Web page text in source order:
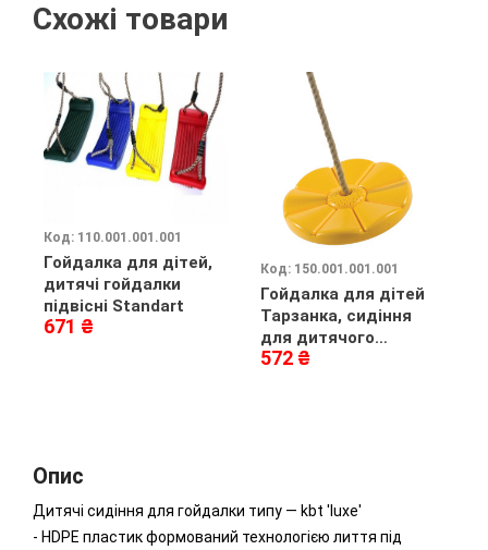
Схожі товари
Код: 110.001.001.001
Гойдалка для дітей,
дитячі гойдалки
підвісні Standart
671 ₴
Код: 150.001.001.001
Гойдалка для дітей
Тарзанка, сидіння
для дитячого
майданчика з
572 ₴
Опис
Дитячі сидіння для гойдалки типу ― kbt 'luxe'
- HDPE пластик формований технологією лиття під